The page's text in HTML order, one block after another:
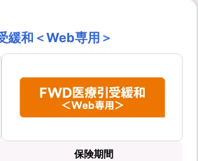
緩和＜Web専用＞
保険期間